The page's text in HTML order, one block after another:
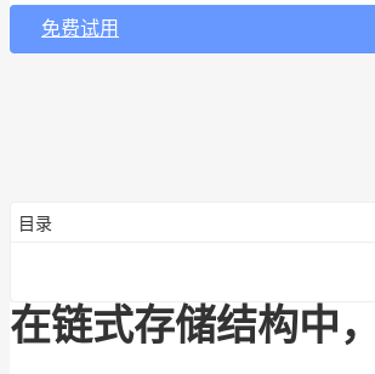
免费试用
目录
在链式存储结构中